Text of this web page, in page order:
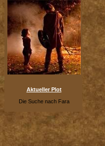
Aktueller Plot
Die Suche nach Fara